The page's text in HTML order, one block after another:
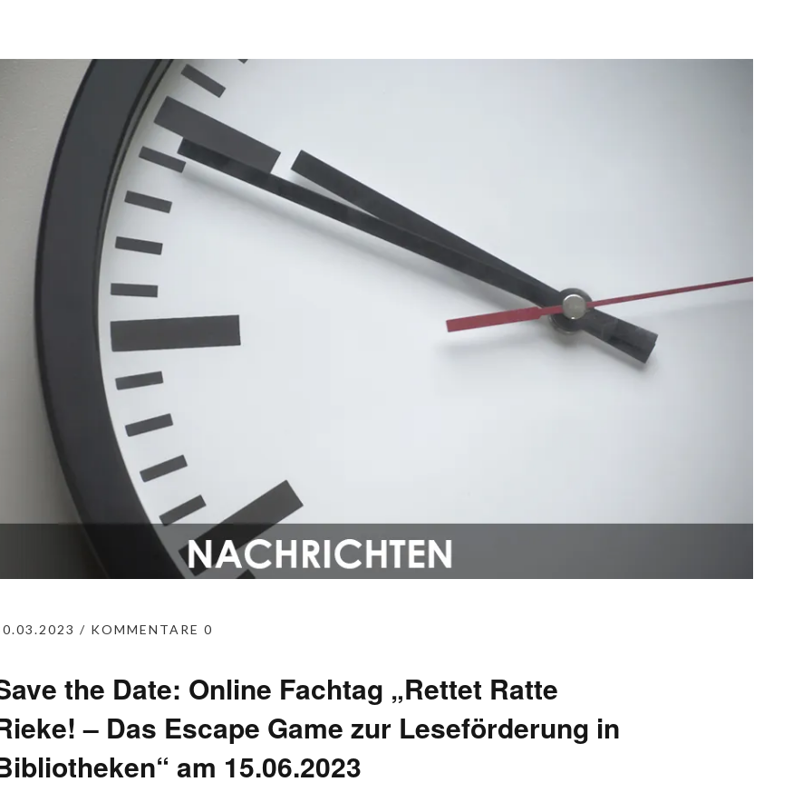
KOMMENTARE 0
the Date: Online Fachtag „Rettet Ratte
– Das Escape Game zur Leseförderung in
am 15.06.2023